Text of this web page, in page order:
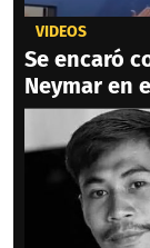
VIDEOS
Se encaró
Neymar en